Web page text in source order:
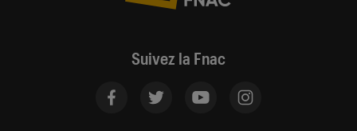
Suivez la Fnac